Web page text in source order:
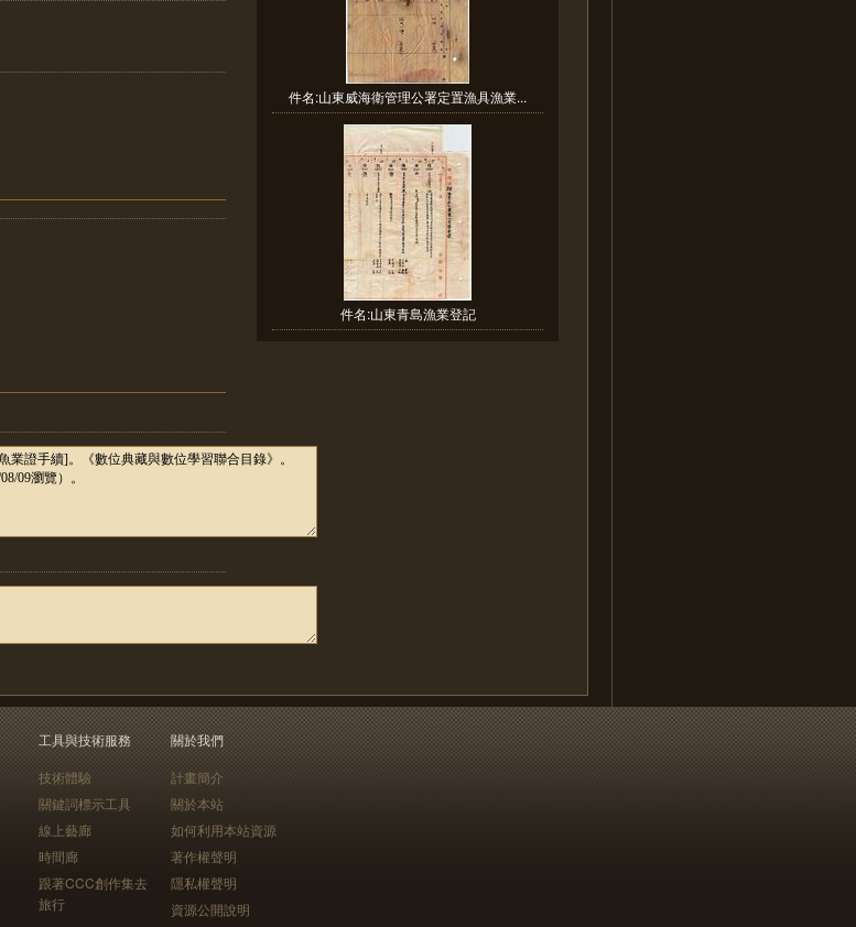
件名:山東威海衛管理公署定置漁具漁業...
件名:山東青島漁業登記
工具與技術服務
技術體驗
關鍵詞標示工具
線上藝廊
時間廊
跟著CCC創作集去
旅行
關於我們
計畫簡介
關於本站
如何利用本站資源
著作權聲明
隱私權聲明
資源公開說明